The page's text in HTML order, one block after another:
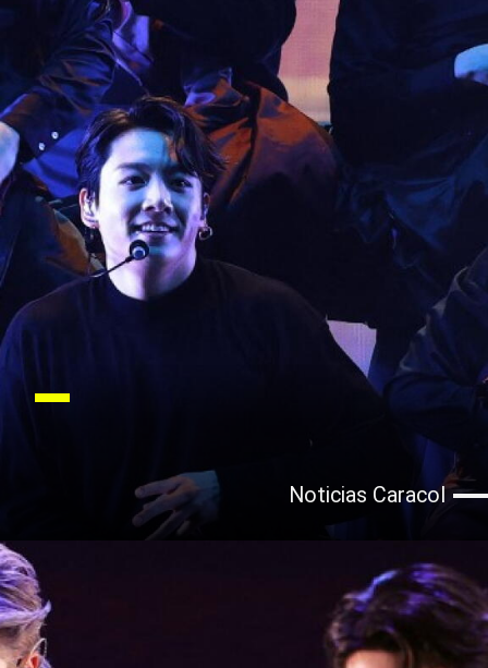
Noticias Caracol